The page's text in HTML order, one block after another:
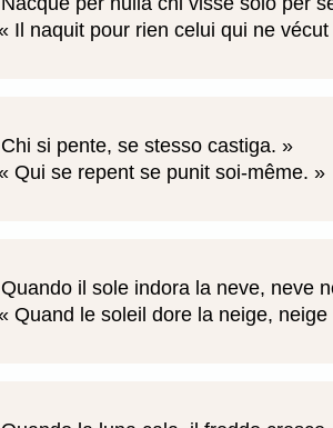
Il naquit pour rien celui qui ne
Chi si pente, se stesso castiga.
Qui se repent se punit soi-même.
Quando il sole indora la neve, neve
Quand le soleil dore la neige,